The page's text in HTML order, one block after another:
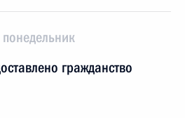
гражданство